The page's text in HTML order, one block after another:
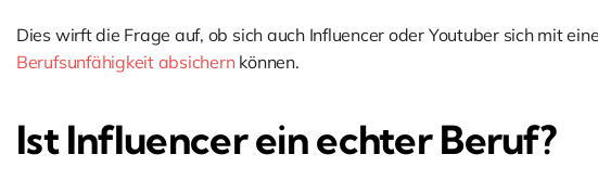
Dies wirft die Frage auf, ob sich auch Influencer oder Youtuber sich mit
Berufsunfähigkeit absichernkönnen.
Ist Influencer ein echter Beruf?